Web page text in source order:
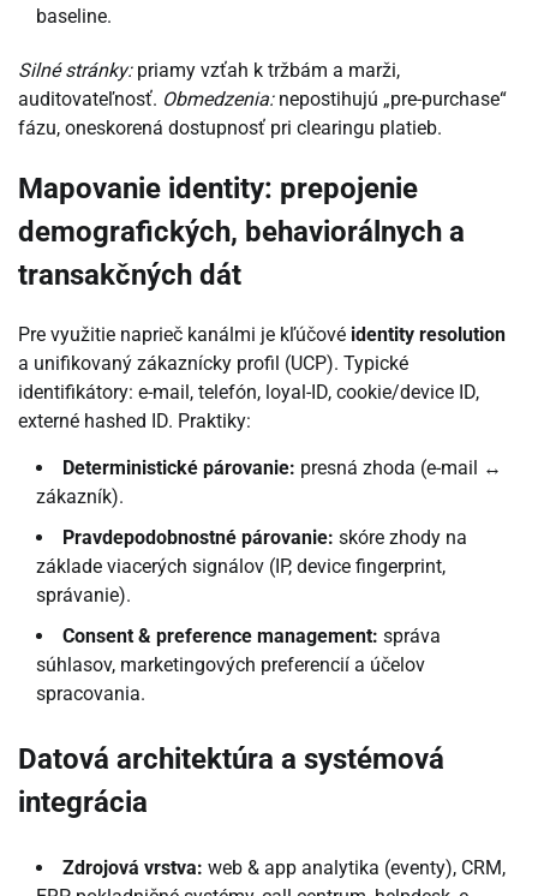
baseline.
Silné stránky:priamy vzťah k tržbám a marži,
auditovateľnosť. Obmedzenia:nepostihujú „pre-purchase“
fázu, oneskorená dostupnosť pri clearingu platieb.
Mapovanie identity: prepojenie
demografických, behaviorálnych a
transakčných dát
Pre využitie naprieč kanálmi je kľúčové identity resolution
a unifikovaný zákaznícky profil (UCP). Typické
identifikátory: e-mail, telefón, loyal-ID, cookie/device ID,
externé hashed ID. Praktiky:
Deterministické párovanie: presná zhoda (e-mail ↔
zákazník).
Pravdepodobnostné párovanie: skóre zhody na
základe viacerých signálov (IP, device fingerprint,
správanie).
Consent & preference management: správa
súhlasov, marketingových preferencií a účelov
spracovania.
Datová architektúra a systémová
integrácia
Zdrojová vrstva: web & app analytika (eventy), CRM,